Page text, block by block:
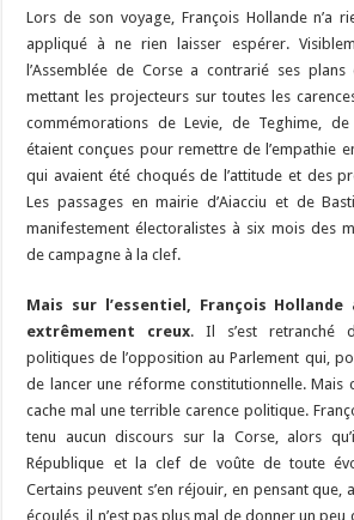
Lors de son voyage, François Hollande n’a
appliqué à ne rien laisser espérer.
l’Assemblée de Corse a contrarié ses
mettant les projecteurs sur toutes les
commémorations de Levie, de Teghime, de
étaient conçues pour remettre de l’empathie
qui avaient été choqués de l’attitude et des
Les passages en mairie d’Aiacciu et de
manifestement électoralistes à six mois des
de campagne à la clef.
Mais sur l’essentiel, François
extrêmement creux. Il s’est retranché
politiques de l’opposition au Parlement qui,
de lancer une réforme constitutionnelle. Mais
cache mal une terrible carence politique.
tenu aucun discours sur la Corse, alors
République et la clef de voûte de toute
Certains peuvent s’en réjouir, en pensant que,
écoulés, il n’est pas plus mal de donner un